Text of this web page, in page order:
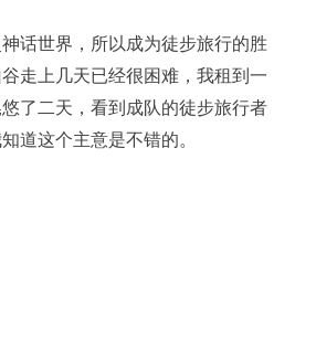
话世界，所以成为徒步旅行的胜
走上几天已经很困难，我租到一
了二天，看到成队的徒步旅行者
道这个主意是不错的。